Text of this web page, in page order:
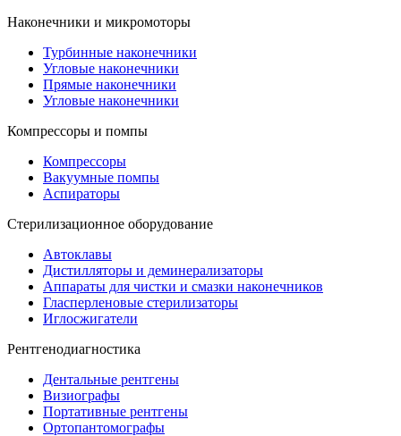
Наконечники и микромоторы
Турбинные наконечники
Угловые наконечники
Прямые наконечники
Угловые наконечники
Компрессоры и помпы
Компрессоры
Вакуумные помпы
Аспираторы
Стерилизационное оборудование
Автоклавы
Дистилляторы и деминерализаторы
Аппараты для чистки и смазки наконечников
Гласперленовые стерилизаторы
Иглосжигатели
Рентгенодиагностика
Дентальные рентгены
Визиографы
Портативные рентгены
Ортопантомографы